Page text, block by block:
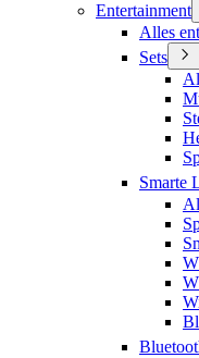
Entertainment
Alles
Sets
Smarte